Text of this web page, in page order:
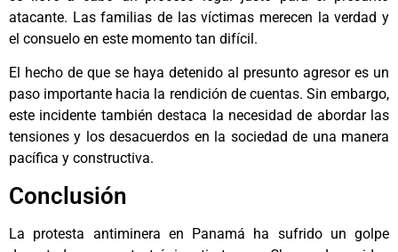
atacante. Las familias de las víctimas merecen la verdad y
el consuelo en este momento tan difícil.
El hecho de que se haya detenido al presunto agresor es un
paso importante hacia la rendición de cuentas. Sin embargo,
este incidente también destaca la necesidad de abordar las
tensiones y los desacuerdos en la sociedad de una manera
pacífica y constructiva.
Conclusión
La protesta antiminera en Panamá ha sufrido un golpe